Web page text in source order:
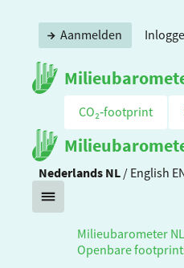
Aanmelden
CO₂‑footprint
Nederlands NL / English
Milieubarometer NL
Openbare